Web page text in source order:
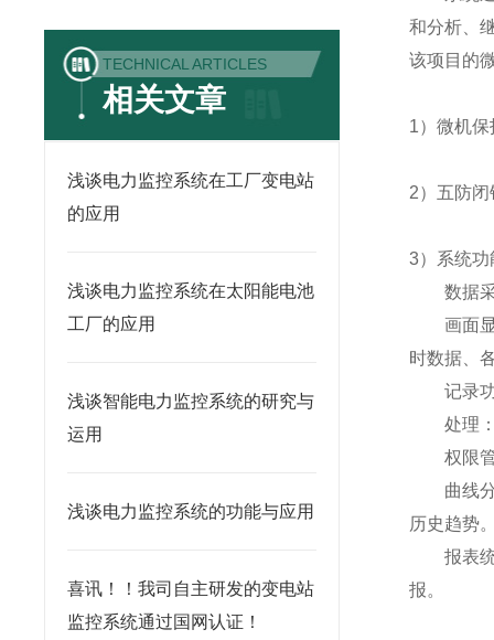
和分析、
该项目的
1）微机
2）五防
3）系统功
数据
画面
时数据、
记录
处理
权限
曲线
历史趋势
报表
报。
TECHNICAL ARTICLES
相关文章
浅谈电力监控系统在工厂变电站
的应用
浅谈电力监控系统在太阳能电池
工厂的应用
浅谈智能电力监控系统的研究与
运用
浅谈电力监控系统的功能与应用
喜讯！！我司自主研发的变电站
监控系统通过国网认证！